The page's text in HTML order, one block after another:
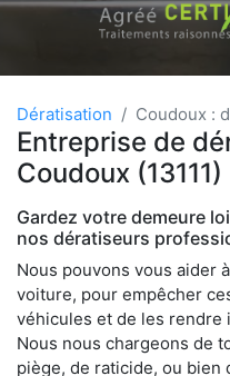
Dératisation Coudoux :
Entreprise de
Coudoux (13111)
Gardez votre demeure
nos dératiseurs
Nous pouvons vous aider
voiture, pour empêcher
véhicules et de les rendre
Nous nous chargeons de
piège, de raticide, ou bien